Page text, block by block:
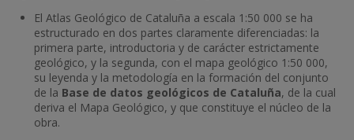
El Atlas Geológico de Cataluña a escala 1:50 000 se ha
estructurado en dos partes claramente diferenciadas: la
primera parte, introductoria y de carácter estrictamente
geológico, y la segunda, con el mapa geológico 1:50 000,
su leyenda y la metodología en la formación del conjunto
de la Base de datos geológicos de Cataluña, de la cual
deriva el Mapa Geológico, y que constituye el núcleo de la
obra.